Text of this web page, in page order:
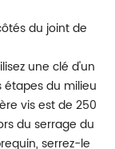
du joint de
une clé d'un
étapes du milieu
vis est de 250
du serrage du
serrez-le